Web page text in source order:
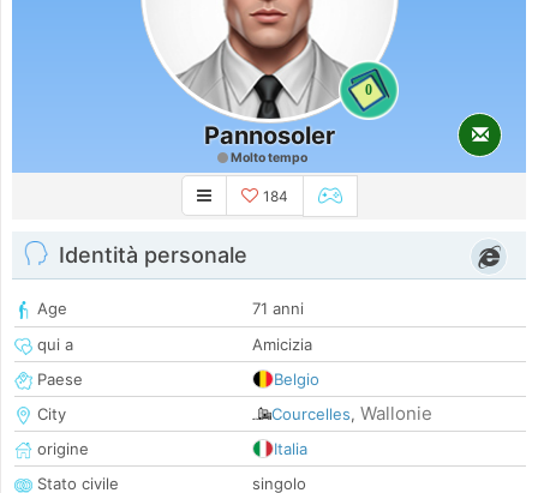
0
Pannosoler
Molto tempo
184
Identità personale
Age
71 anni
qui a
Amicizia
Paese
Belgio
City
Courcelles, Wallonie
origine
Italia
Stato civile
singolo